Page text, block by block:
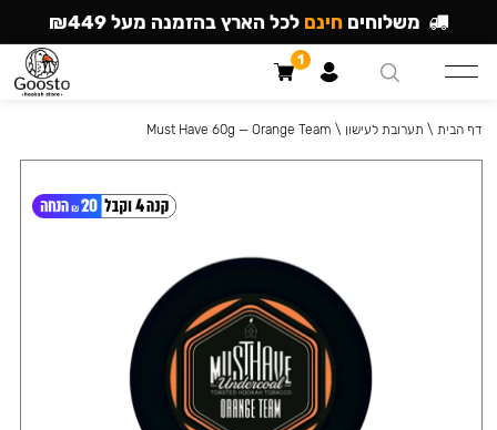
דף הבית \ תערובת לעישון \
Must Have 60g — Orange Team
משלוחים חינם לכל הארץ בהזמנה מעל ₪449
1